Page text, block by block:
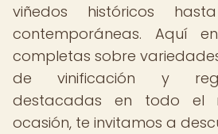
viñedos históricos
contemporáneas. Aquí
completas sobre
de vinificación y
destacadas en todo el
ocasión, te invitamos a